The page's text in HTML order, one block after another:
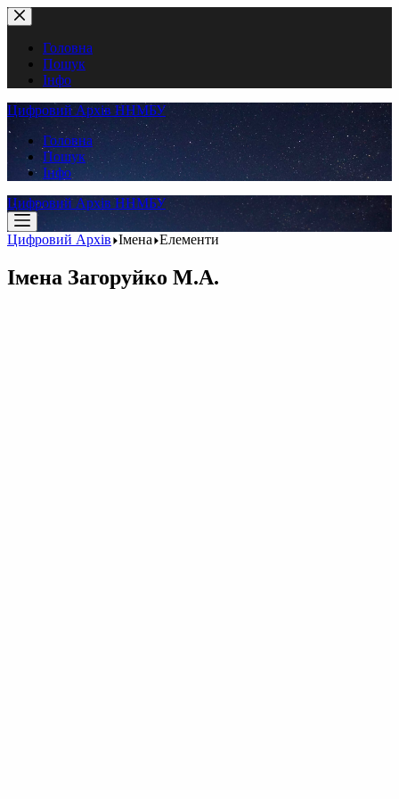
Перейти
до
вмістуГоловна
Пошук
Інфо
Цифровий Архів ННМБУ
Головна
Пошук
Інфо
Цифровий Архів ННМБУ
Цифровий Архів Імена Елементи
Імена Загоруйко М.А.